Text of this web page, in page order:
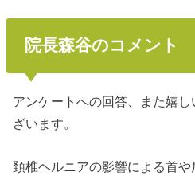
院長森谷のコメント
アンケートへの回答、また嬉
ざいます。
頚椎ヘルニアの影響による首